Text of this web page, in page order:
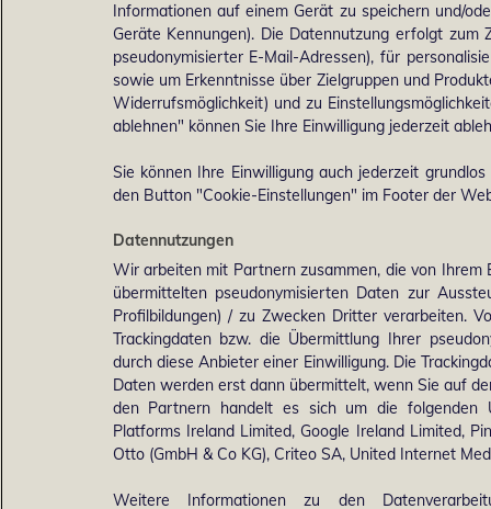
Informationen auf einem Gerät zu speichern und/
Geräte Kennungen). Die Datennutzung erfolgt
pseudonymisierter E-Mail-Adressen), für
sowie um Erkenntnisse über Zielgruppen und
Widerrufsmöglichkeit) und zu
ablehnen" können Sie Ihre Einwilligung jederzeit
Sie können Ihre Einwilligung auch jederzeit
den Button "Cookie-Einstellungen" im Footer der
Datennutzungen
Wir arbeiten mit Partnern zusammen, die von Ihrem
übermittelten pseudonymisierten Daten zur
Profilbildungen) / zu Zwecken Dritter verarbeiten.
Trackingdaten bzw. die Übermittlung Ihrer
durch diese Anbieter einer Einwilligung. Die
Daten werden erst dann übermittelt, wenn Sie auf
den Partnern handelt es sich um die folgenden
Platforms Ireland Limited, Google Ireland Limited,
Otto (GmbH & Co KG), Criteo SA, United Internet
Weitere Informationen zu den